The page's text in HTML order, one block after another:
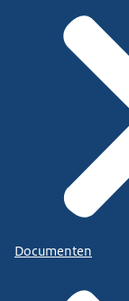
Documenten